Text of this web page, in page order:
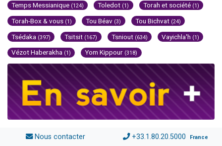
Temps Messianique (124) Toledot (1) Torah et société (1)
Torah-Box & vous (1) Tou Béav (3) Tou Bichvat (24)
Tsédaka (397) Tsitsit (167) Tsniout (634) Vayichla'h (1)
Vézot Haberakha (1) Yom Kippour (318)
Nous contacter +33.1.80.20.5000 France